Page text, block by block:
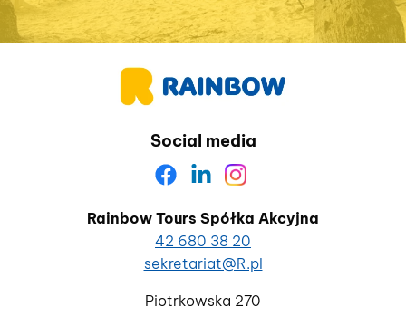
Social media
Rainbow Tours Spółka Akcyjna
42 680 38 20
sekretariat@R.pl
Piotrkowska 270